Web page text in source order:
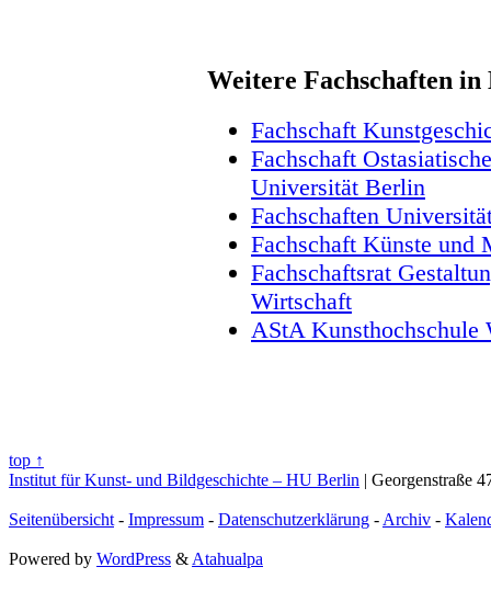
Weitere Fachschaften
Fachschaft
Fachschaft
Universität Berlin
Fachschaften
Fachschaft Künste und
Fachschaftsrat
Wirtschaft
AStA Kunsthochschule
top ↑
Institut für Kunst- und Bildgeschichte – HU Berlin | Georgenstraße
Seitenübersicht - Impressum - Datenschutzerklärung - Archiv -
Powered by WordPress & Atahualpa